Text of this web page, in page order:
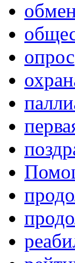
опрос